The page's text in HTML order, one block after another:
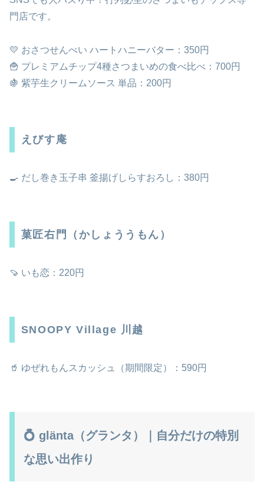
門店です。
💛 おさつせんべい ハートハニーバター：350円
🍟 プレミアムチップ4種さつまいめの食べ比べ：700円
🍇 紫芋生クリームソース 単品：200円
えびす庵
🍳 だし巻き玉子串 釜揚げしらすおろし：380円
菓匠右門（かしょううもん）
🍠 いも恋：220円
SNOOPY Village 川越
🥤 ゆぜれもんスカッシュ（期間限定）：590円
💍 glänta（グランタ）｜自分だけの特別
な思い出作り